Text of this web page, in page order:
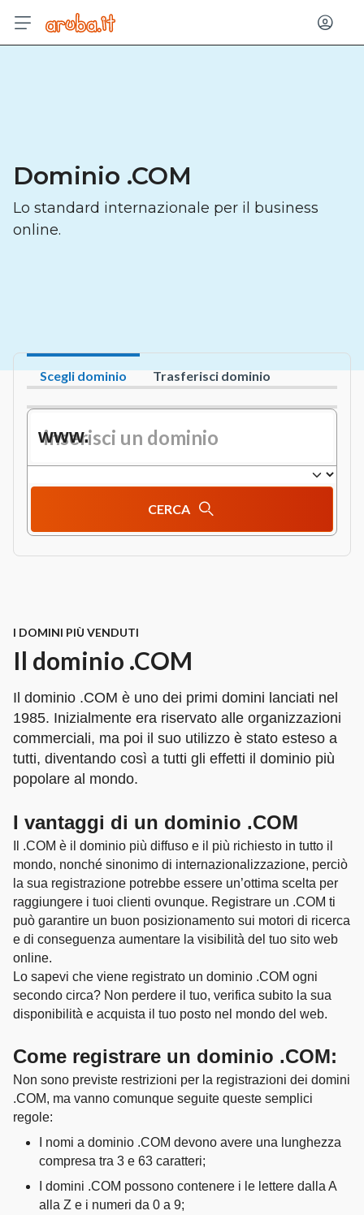
Dominio .COM
Lo standard internazionale per il business
online.
Scegli dominio Trasferisci dominio
www.
CERCA
I DOMINI PIÙ VENDUTI
Il dominio .COM
Il dominio .COM è uno dei primi domini lanciati nel
1985. Inizialmente era riservato alle organizzazioni
commerciali, ma poi il suo utilizzo è stato esteso a
tutti, diventando così a tutti gli effetti il dominio più
popolare al mondo.
I vantaggi di un dominio .COM
Il .COM è il dominio più diffuso e il più richiesto in tutto il
mondo, nonché sinonimo di internazionalizzazione, perciò
la sua registrazione potrebbe essere un’ottima scelta per
raggiungere i tuoi clienti ovunque. Registrare un .COM ti
può garantire un buon posizionamento sui motori di ricerca
e di conseguenza aumentare la visibilità del tuo sito web
online.
Lo sapevi che viene registrato un dominio .COM ogni
secondo circa? Non perdere il tuo, verifica subito la sua
disponibilità e acquista il tuo posto nel mondo del web.
Come registrare un dominio .COM:
Non sono previste restrizioni per la registrazioni dei domini
.COM, ma vanno comunque seguite queste semplici
regole:
I nomi a dominio .COM devono avere una lunghezza
compresa tra 3 e 63 caratteri;
I domini .COM possono contenere i le lettere dalla A
alla Z e i numeri da 0 a 9;